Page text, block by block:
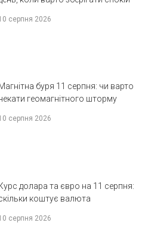
серпня 2026
буря 11 серпня: чи варто
геомагнітного шторму
серпня 2026
долара та євро на 11 серпня:
коштує валюта
серпня 2026